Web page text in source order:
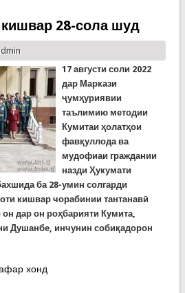
28-сола шуд
17 августи соли 2022
дар Маркази
ҷумҳуриявии
таълимию методии
Кумитаи ҳолатҳои
фавқуллода ва
мудофиаи граждании
назди Ҳукумати
ба 28-умин солгарди
оти кишвар чорабинии тантанавӣ
он дар он роҳбарияти Кумита,
Душанбе, инчунин собиқадорон
наҷоти кишвар 28-сола шуд
хонд